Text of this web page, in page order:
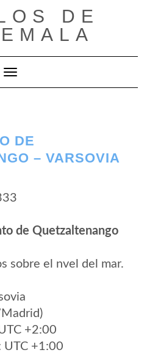
DE
Cambiar modo de navegación
DE
– VARSOVIA
de Quetzaltenango
sobre el nvel del mar.
+2:00
UTC +1:00